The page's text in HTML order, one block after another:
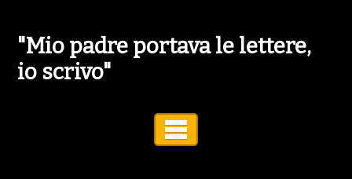
"Mio padre portava le lettere,
io scrivo"